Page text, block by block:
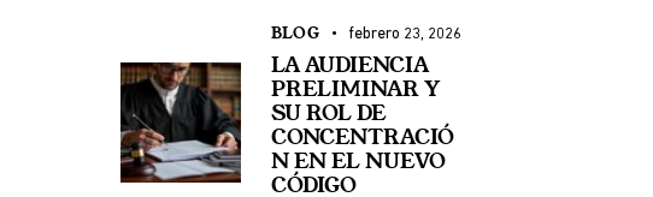
BLOG febrero 23, 2026
LA AUDIENCIA
PRELIMINAR Y
SU ROL DE
CONCENTRACIÓ
N EN EL NUEVO
CÓDIGO